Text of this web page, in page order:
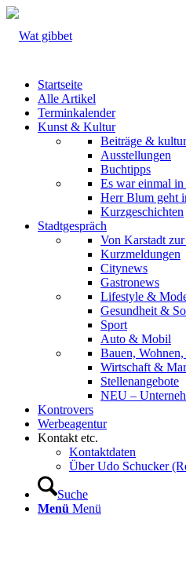
Startseite
Alle Artikel
Terminkalender
Kunst & Kultur
Beiträge &
Ausstellungen
Buchtipps
Es war einmal
Herr Blum geht
Kurzgeschichten
Stadtgespräch
Von Karstadt
Kurzmeldungen
Citynews
Gastronews
Lifestyle &
Gesundheit &
Sport
Auto & Mobil
Bauen,
Wirtschaft &
Stellenangebote
NEU –
Kontrovers
Werbeagentur
Kontakt etc.
Kontaktdaten
Über Udo Schucker
Suche
Menü Menü